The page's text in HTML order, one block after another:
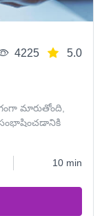
4225 5.0
మారుతోంది,
10 min